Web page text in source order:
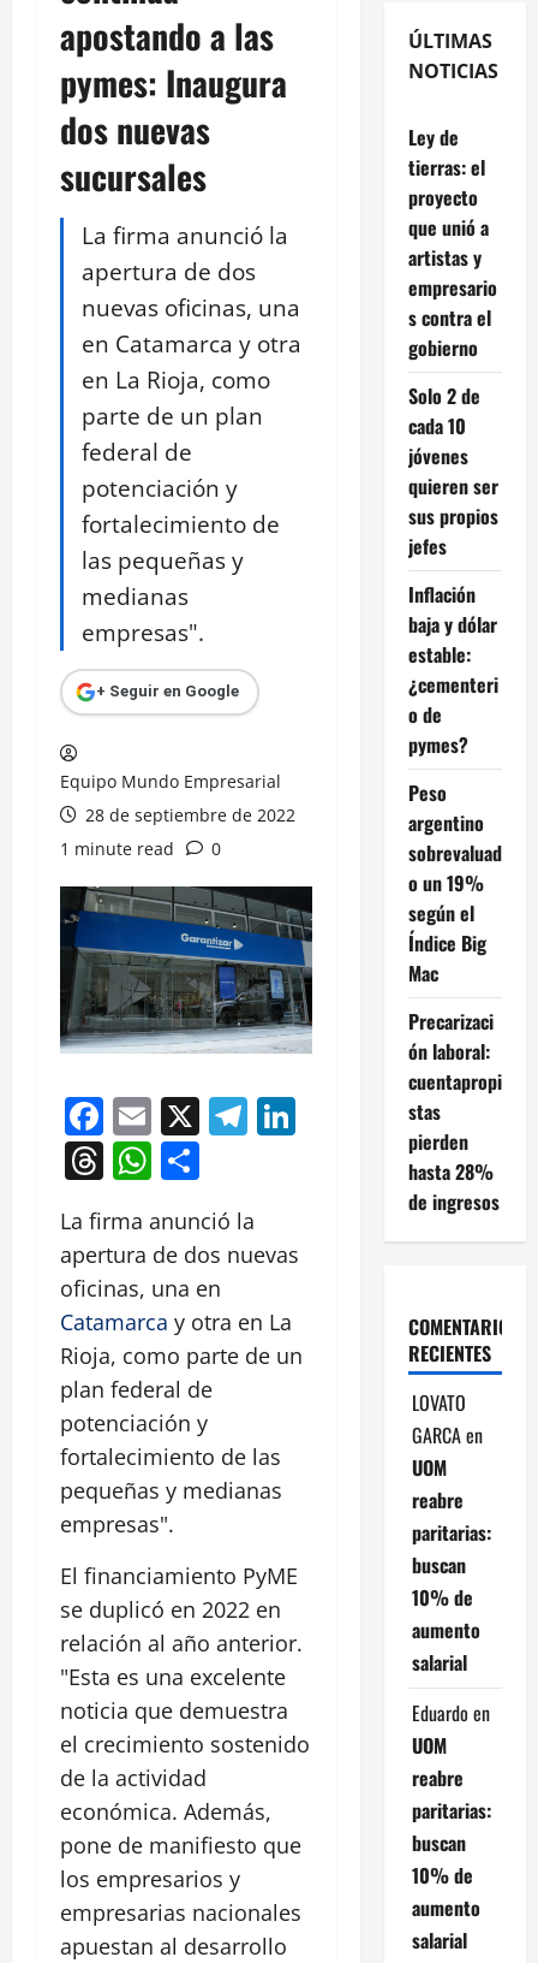
apostando a las
pymes: Inaugura
dos nuevas
sucursales
La firma anunció la
apertura de dos
nuevas oficinas, una
en Catamarca y otra
en La Rioja, como
parte de un plan
federal de
potenciación y
fortalecimiento de
las pequeñas y
medianas
empresas".
+ Seguir en Google
Equipo Mundo Empresarial
28 de septiembre de 2022
1 minute read
0
Facebook
Email
X Telegram
LinkedIn
Threads
WhatsApp
La firma anunció la
apertura de dos nuevas
oficinas, una en
Catamarca y otra en La
Rioja, como parte de un
plan federal de
potenciación y
fortalecimiento de las
pequeñas y medianas
empresas".
El financiamiento PyME
se duplicó en 2022 en
relación al año anterior.
"Esta es una excelente
noticia que demuestra
el crecimiento sostenido
de la actividad
económica. Además,
pone de manifiesto que
los empresarios y
empresarias nacionales
apuestan al desarrollo
ÚLTIMAS
NOTICIAS
Ley de
tierras: el
proyecto
que unió a
artistas y
empresario
s contra el
gobierno
Solo 2 de
cada 10
jóvenes
quieren ser
sus propios
jefes
Inflación
baja y dólar
estable:
¿cementeri
o de
pymes?
Peso
argentino
sobrevaluad
o un 19%
según el
Índice Big
Mac
Precarizaci
ón laboral:
cuentapropi
stas
pierden
hasta 28%
de ingresos
COMENTARIOS
RECIENTES
LOVATO
GARCAen
UOM
reabre
paritarias:
buscan
10% de
aumento
salarial
Eduardo en
UOM
reabre
paritarias:
buscan
10% de
aumento
salarial